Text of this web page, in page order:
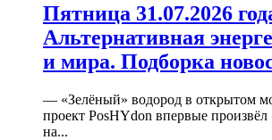
Пятница 31.07.2026
Альтернативная
и мира. Подборка
— «Зелёный» водород в открытом
проект PosHYdon впервые
на...